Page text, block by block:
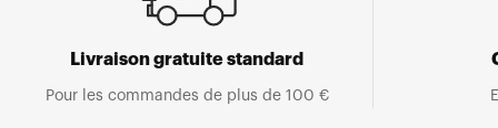
Livraison gratuite standard
Pour les commandes de plus de 100 €